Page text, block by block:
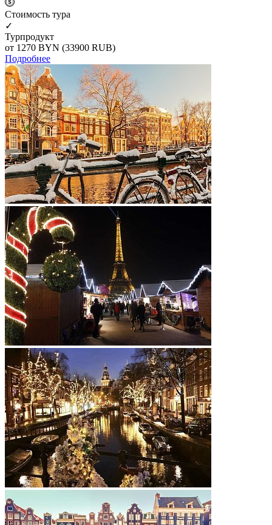
Cтоимость тура
✓
Турпродукт
от 1270 BYN (33900 RUB)
Подробнее